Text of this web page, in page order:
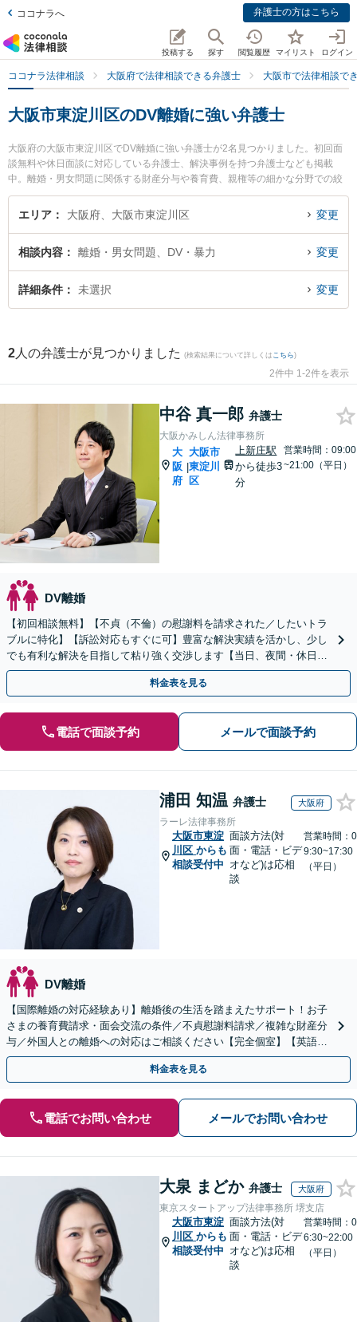
ココナラへ 弁護士の方はこちら
投稿する 探す 閲覧履歴 マイリスト ログイン
ココナラ法律相談 大阪府で法律相談できる弁護士 大阪市で法律相談で
大阪市東淀川区のDV離婚に強い弁護士
大阪府の大阪市東淀川区でDV離婚に強い弁護士が2名見つかりました。初回面
談無料や休日面談に対応している弁護士、解決事例を持つ弁護士なども掲載
中。離婚・男女問題に関係する財産分与や養育費、親権等の細かな分野での絞
り込み検索もでき便利です。特に大阪かみしん法律事務所の中谷 真一郎弁護士
や法律事務所エソラの坂本 昌史弁護士のプロフィール情報や弁護士費用、強み
な近くの弁護士を検索したい』『初回相談無料でDV離婚を法律相談できる大阪
市東淀川区内の弁護士に相談予約したい』などでお困りの相談者さんにおすす
めです。
エリア 大阪府、大阪市東淀川区 変更
相談内容 離婚・男女問題、DV・暴力 変更
詳細条件 未選択 変更
2 人の弁護士が見つかりました (検索結果について詳しくは こちら)
2件中 1-2件を表示
中谷 真一郎 弁護士
大阪かみしん法律事務所
大
阪
府
|
大阪市
東淀川
区
上新庄駅
から徒歩3
分
営業時間：09:00
~21:00（平日）
DV離婚
【初回相談無料】【不貞（不倫）の慰謝料を請求された／したいトラ
ブルに特化】【訴訟対応もすぐに可】豊富な解決実績を活かし、少し
でも有利な解決を目指して粘り強く交渉します【当日、夜間・休日相
談可】
料金表を見る
電話で面談予約 メールで面談予約
浦田 知温 弁護士 大阪府
ラーレ法律事務所
大阪市東淀
川区 からも
相談受付中
面談方法(対
面・電話・ビデ
オなど)は応相
談
営業時間：0
9:30~17:30
（平日）
DV離婚
【国際離婚の対応経験あり】離婚後の生活を踏まえたサポート！お子
さまの養育費請求・面会交流の条件／不貞慰謝料請求／複雑な財産分
与／外国人との離婚への対応はご相談ください【完全個室】【英語対
応可】【大阪天満宮駅5分】
料金表を見る
電話でお問い合わせ メールでお問い合わせ
大泉 まどか 弁護士 大阪府
東京スタートアップ法律事務所 堺支店
大阪市東淀
川区 からも
相談受付中
面談方法(対
面・電話・ビデ
オなど)は応相
談
営業時間：0
6:30~22:00
（平日）